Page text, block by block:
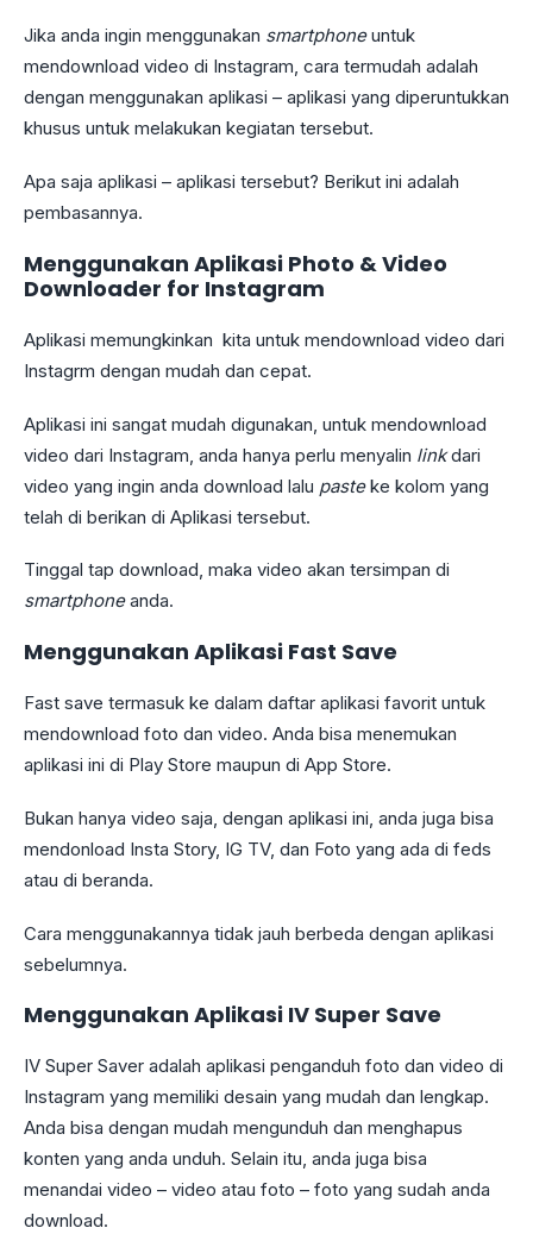
Jika anda ingin menggunakan smartphoneuntuk
mendownload video di Instagram, cara termudah adalah
dengan menggunakan aplikasi – aplikasi yang diperuntukkan
khusus untuk melakukan kegiatan tersebut.
Apa saja aplikasi – aplikasi tersebut? Berikut ini adalah
pembasannya.
Menggunakan Aplikasi Photo & Video
Downloader for Instagram
Aplikasi memungkinkan kita untuk mendownload video dari
Instagrm dengan mudah dan cepat.
Aplikasi ini sangat mudah digunakan, untuk mendownload
video dari Instagram, anda hanya perlu menyalin linkdari
video yang ingin anda download lalu pasteke kolom yang
telah di berikan di Aplikasi tersebut.
Tinggal tap download, maka video akan tersimpan di
smartphoneanda.
Menggunakan Aplikasi Fast Save
Fast save termasuk ke dalam daftar aplikasi favorit untuk
mendownload foto dan video. Anda bisa menemukan
aplikasi ini di Play Store maupun di App Store.
Bukan hanya video saja, dengan aplikasi ini, anda juga bisa
mendonload Insta Story, IG TV, dan Foto yang ada di feds
atau di beranda.
Cara menggunakannya tidak jauh berbeda dengan aplikasi
sebelumnya.
Menggunakan Aplikasi IV Super Save
IV Super Saver adalah aplikasi penganduh foto dan video di
Instagram yang memiliki desain yang mudah dan lengkap.
Anda bisa dengan mudah mengunduh dan menghapus
konten yang anda unduh. Selain itu, anda juga bisa
menandai video – video atau foto – foto yang sudah anda
download.